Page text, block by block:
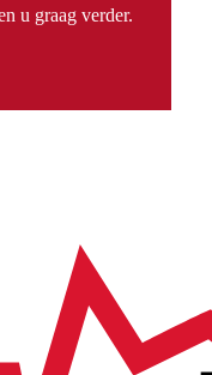
u graag verder.